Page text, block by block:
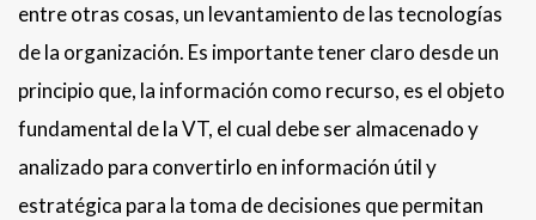
entre otras cosas, un levantamiento de las tecnologías
de la organización. Es importante tener claro desde un
principio que, la información como recurso, es el objeto
fundamental de la VT, el cual debe ser almacenado y
analizado para convertirlo en información útil y
estratégica para la toma de decisiones que permitan